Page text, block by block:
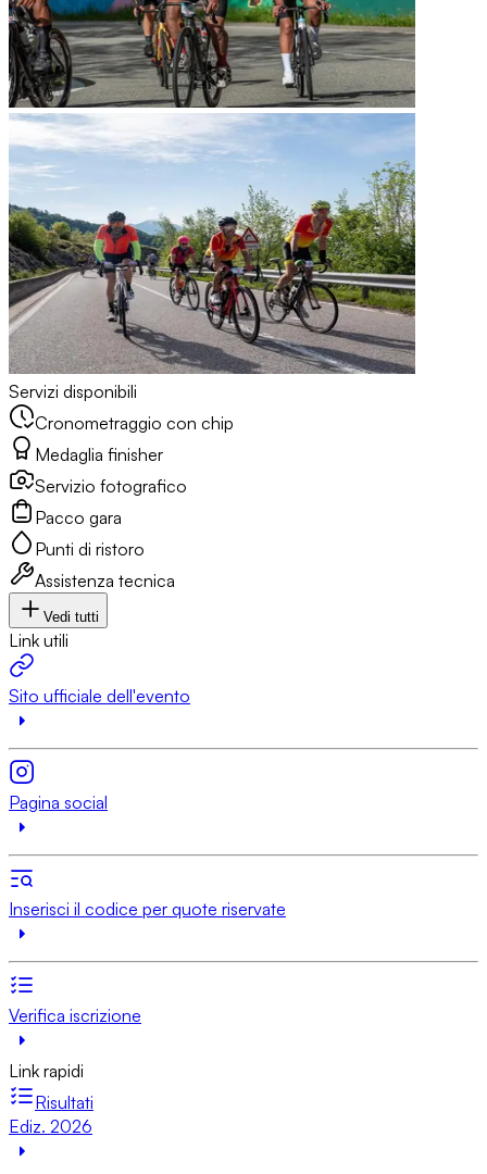
Servizi disponibili
Cronometraggio con chip
Medaglia finisher
Servizio fotografico
Pacco gara
Punti di ristoro
Assistenza tecnica
Vedi tutti
Link utili
Sito ufficiale dell'evento
Pagina social
Inserisci il codice per quote riservate
Verifica iscrizione
Link rapidi
Risultati
Ediz. 2026